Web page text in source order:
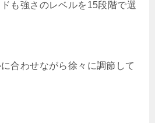
も強さのレベルを15段階で選
合わせながら徐々に調節して